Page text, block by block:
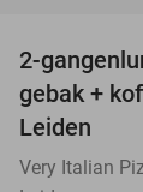
2-
gebak +
Leiden
Very Italian